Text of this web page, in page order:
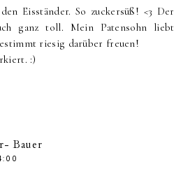
Eisständer. So zuckersüß! <3 Der
ganz toll. Mein Patensohn liebt
riesig darüber freuen!
:)
Bauer